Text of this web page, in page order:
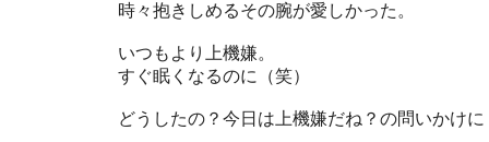
時々抱きしめるその腕が愛しかった。
いつもより上機嫌。
すぐ眠くなるのに（笑）
どうしたの？今日は上機嫌だね？の問いかけに